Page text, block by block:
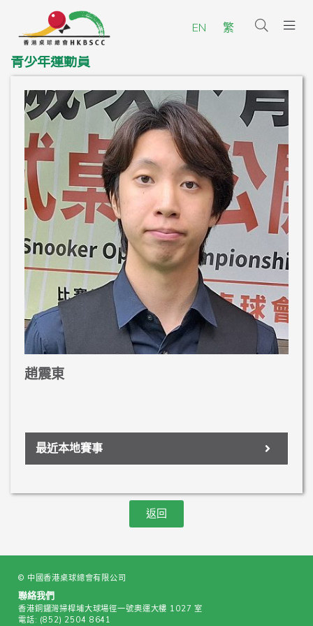
EN 繁
青少年運動員
趙震東
最近本地賽事
返回
© 中國香港桌球總會有限公司
聯絡我們
香港銅鑼灣掃桿埔大球場徑一號奧運大樓 1027 室
電話: (852) 2504 8641